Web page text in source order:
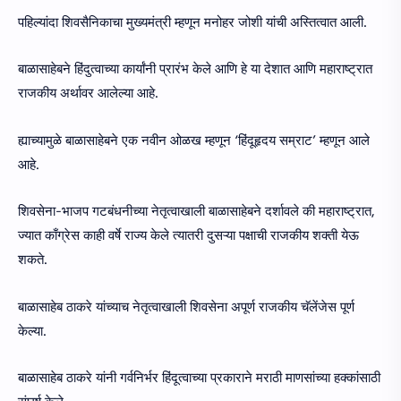
पहिल्यांदा शिवसैनिकाचा मुख्यमंत्री म्हणून मनोहर जोशी यांची अस्तित्वात आली.
बाळासाहेबने हिंदुत्वाच्या कार्यांनी प्रारंभ केले आणि हे या देशात आणि महाराष्ट्रात
राजकीय अर्थावर आलेल्या आहे.
ह्याच्यामुळे बाळासाहेबने एक नवीन ओळख म्हणून ‘हिंदूहृदय सम्राट’ म्हणून आले
आहे.
शिवसेना-भाजप गटबंधनीच्या नेतृत्वाखाली बाळासाहेबने दर्शावले की महाराष्ट्रात,
ज्यात काँग्रेस काही वर्षे राज्य केले त्यातरी दुसऱ्या पक्षाची राजकीय शक्ती येऊ
शकते.
बाळासाहेब ठाकरे यांच्याच नेतृत्वाखाली शिवसेना अपूर्ण राजकीय चॅलेंजेस पूर्ण
केल्या.
बाळासाहेब ठाकरे यांनी गर्वनिर्भर हिंदूत्वाच्या प्रकाराने मराठी माणसांच्या हक्कांसाठी